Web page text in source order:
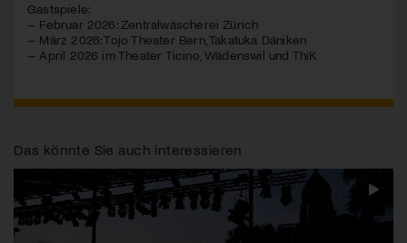
Gastspiele:
– Februar 2026: Zentralwäscherei Zürich
– März 2026: Tojo Theater Bern, Takatuka Däniken
– April 2026 im Theater Ticino, Wädenswil und ThiK
Das könnte Sie auch interessieren